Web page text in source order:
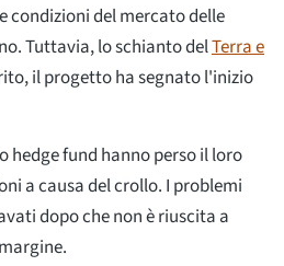
condizioni del mercato delle
Tuttavia, lo schianto delTerra e
il progetto ha segnato l'inizio
hedge fund hanno perso il loro
a causa del crollo. I problemi
dopo che non è riuscita a